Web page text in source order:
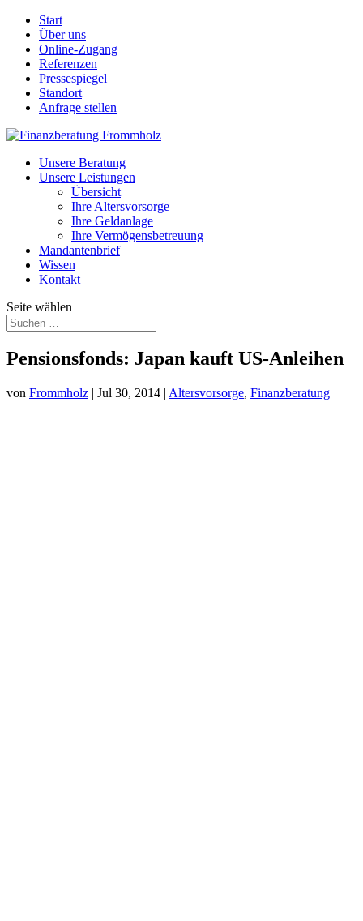
Start
Über uns
Online-Zugang
Referenzen
Pressespiegel
Standort
Anfrage stellen
Unsere Beratung
Unsere Leistungen
Übersicht
Ihre Altersvorsorge
Ihre Geldanlage
Ihre Vermögensbetreuung
Mandantenbrief
Wissen
Kontakt
Seite wählen
Pensionsfonds: Japan kauft US-Anleihen
von Frommholz | Jul 30, 2014 | Altersvorsorge, Finanzberatung